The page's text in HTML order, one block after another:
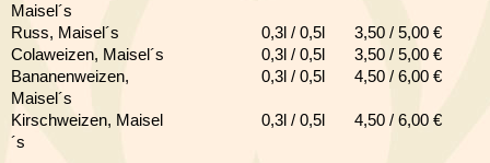
Maisel´s
Russ, Maisel´s 0,3l / 0,5l
3,50 / 5,00 €
Colaweizen, Maisel´s 0,3l / 0,5l
3,50 / 5,00 €
Bananenweizen,
Maisel´s
0,3l / 0,5l 4,50 / 6,00 €
Kirschweizen, Maisel
´s
0,3l / 0,5l 4,50 / 6,00 €